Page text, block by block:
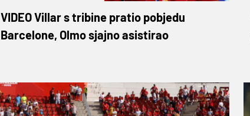
VIDEO Villar s tribine pratio pobjedu
Barcelone, Olmo sjajno asistirao